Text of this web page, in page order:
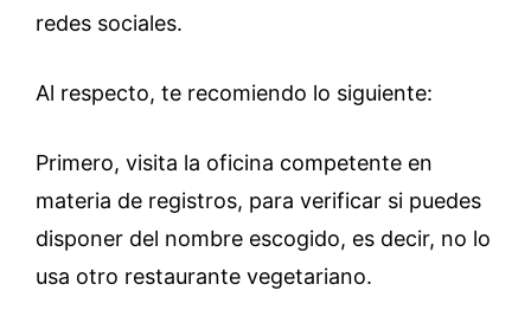
redes sociales.
Al respecto, te recomiendo lo siguiente:
Primero, visita la oficina competente en
materia de registros, para verificar si puedes
disponer del nombre escogido, es decir, no lo
usa otro restaurante vegetariano.